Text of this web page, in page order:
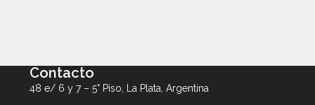
Contacto
48 e/ 6 y 7 – 5° Piso, La Plata, Argentina